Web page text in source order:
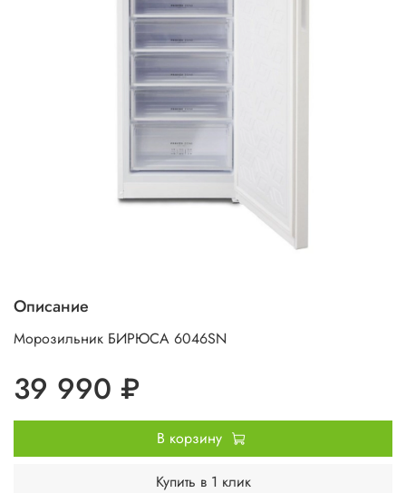
Описание
Морозильник БИРЮСА 6046SN
39 990 ₽
В корзину
Купить в 1 клик